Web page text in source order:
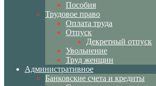
Пособия
Трудовое право
Оплата труда
Отпуск
Декретный отпуск
Увольнение
Труд женщин
Административное
Банковские счета и кредиты